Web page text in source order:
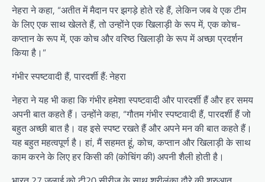
नेहरा ने कहा, “अतीत में मैदान पर झगड़े होते रहे हैं, लेकिन जब वे एक टीम
के लिए एक साथ खेलते हैं, तो उन्होंने एक खिलाड़ी के रूप में, एक कोच-
कप्तान के रूप में, एक कोच और वरिष्ठ खिलाड़ी के रूप में अच्छा प्रदर्शन
किया है।”
गंभीर स्पष्टवादी हैं, पारदर्शी हैं: नेहरा
नेहरा ने यह भी कहा कि गंभीर हमेशा स्पष्टवादी और पारदर्शी हैं और हर समय
अपनी बात कहते हैं। उन्होंने कहा, “गौतम गंभीर स्पष्टवादी हैं, पारदर्शी हैं जो
बहुत अच्छी बात है। वह इसे स्पष्ट रखते हैं और अपने मन की बात कहते हैं।
यह बहुत महत्वपूर्ण है। हां, मैं सहमत हूं, कोच, कप्तान और खिलाड़ी के साथ
काम करने के लिए हर किसी की (कोचिंग की) अपनी शैली होती है।